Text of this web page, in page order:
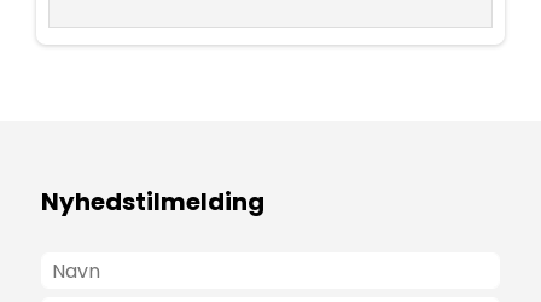
Nyhedstilmelding